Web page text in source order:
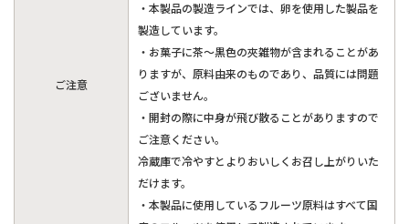
ご注意
・本製品の製造ラインでは、卵を使用した製品を
製造しています。
・お菓子に茶～黒色の夾雑物が含まれることがあ
りますが、原料由来のものであり、品質には問題
ございません。
・開封の際に中身が飛び散ることがありますので
ご注意ください。
冷蔵庫で冷やすとよりおいしくお召し上がりいた
だけます。
・本製品に使用しているフルーツ原料はすべて国